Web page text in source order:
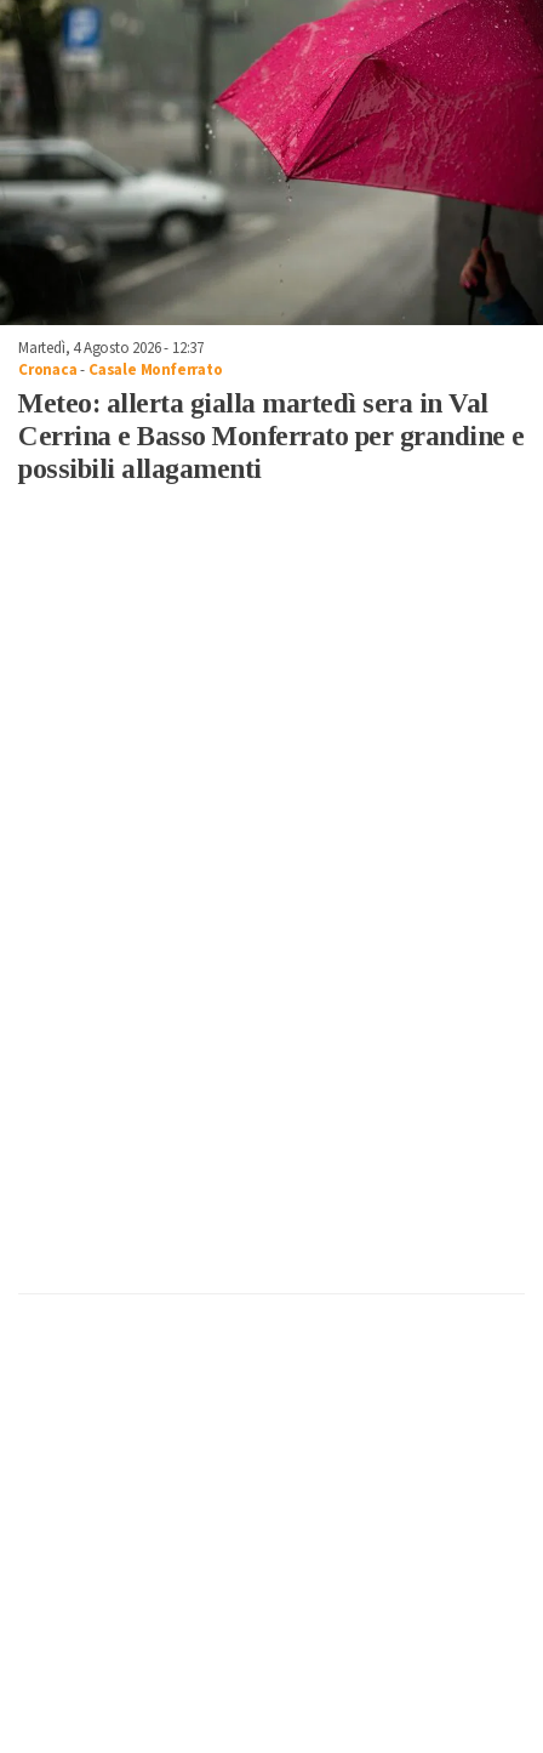
Martedì, 4 Agosto 2026 - 12:37
Cronaca- Casale Monferrato
Meteo: allerta gialla martedì sera in Val
Cerrina e Basso Monferrato per grandine e
possibili allagamenti